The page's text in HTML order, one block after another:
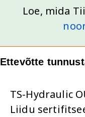
Loe, mida
Ettevõtte
TS-Hydraulic
Liidu